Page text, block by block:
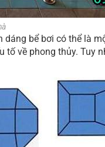
bể bơi có thể là
về phong thủy. Tuy